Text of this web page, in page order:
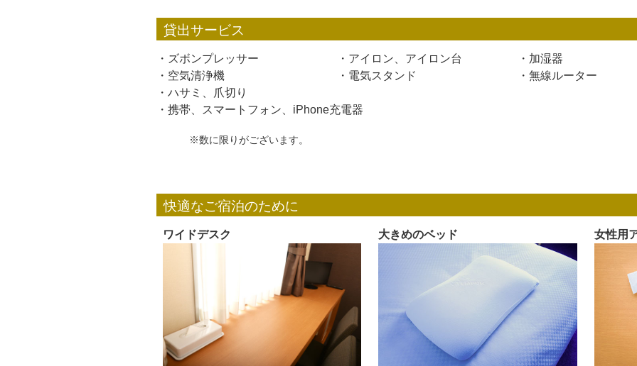
貸出サービス
・ズボンプレッサー ・アイロン、アイロン台
・加湿器
・空気清浄機
・電気スタンド
・無線ルーター
・ハサミ、爪切り
・携帯、スマートフォン、iPhone充電器
※数に限りがございます。
快適なご宿泊のために
ワイドデスク 大きめのベッド 女性用